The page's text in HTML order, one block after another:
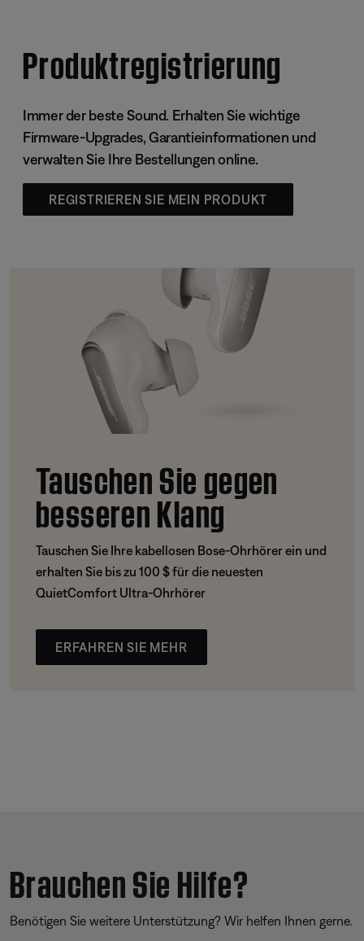
Produktregistrierung
Immer der beste Sound. Erhalten Sie wichtige
Firmware-Upgrades, Garantieinformationen und
verwalten Sie Ihre Bestellungen online.
REGISTRIEREN SIE MEIN PRODUKT
Tauschen Sie gegen
besseren Klang
Tauschen Sie Ihre kabellosen Bose-Ohrhörer ein und
erhalten Sie bis zu 100 $ für die neuesten
QuietComfort Ultra-Ohrhörer
ERFAHREN SIE MEHR
Brauchen Sie Hilfe?
Benötigen Sie weitere Unterstützung? Wir helfen Ihnen gerne.